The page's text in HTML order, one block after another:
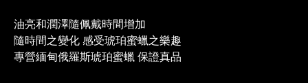
油亮和潤澤隨佩戴時間增加
隨時間之變化 感受琥珀蜜蠟之樂趣
專營緬甸俄羅斯琥珀蜜蠟 保證真品